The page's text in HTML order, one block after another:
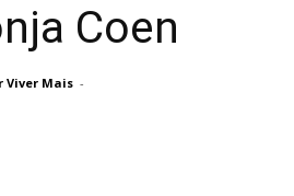
Coen
Viver Mais -